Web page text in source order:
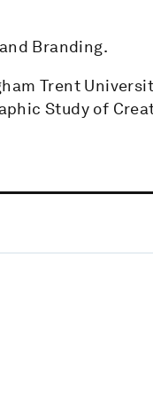
Branding.
Trent
Study of